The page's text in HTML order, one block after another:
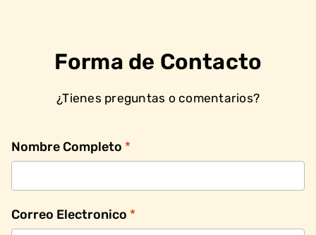
Forma de Contacto
¿Tienes preguntas o comentarios?
Nombre Completo *
Correo Electronico *